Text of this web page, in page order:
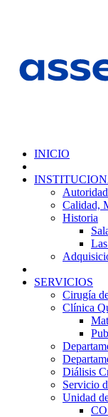
INICIO
Calidad,
Historia
SERVICIOS
Cirugía
Clínica
Diálisis
Servicio
Unidad